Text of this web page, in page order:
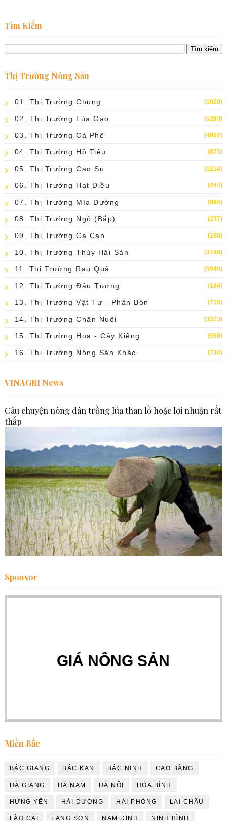
Tìm Kiếm
Thị Trường Nông Sản
01. Thị Trường Chung (1020)
02. Thị Trường Lúa Gạo (5283)
03. Thị Trường Cà Phê (4067)
04. Thị Trường Hồ Tiêu (873)
05. Thị Trường Cao Su (1214)
06. Thị Trường Hạt Điều (444)
07. Thị Trường Mía Đường (984)
08. Thị Trường Ngô (bắp) (237)
09. Thị Trường Ca Cao (160)
10. Thị Trường Thủy Hải Sản (3748)
11. Thị Trường Rau Quả (5949)
12. Thị Trường Đậu Tương (184)
13. Thị Trường Vật Tư - Phân Bón (715)
14. Thị Trường Chăn Nuôi (3373)
15. Thị Trường Hoa - Cây Kiểng (568)
16. Thị Trường Nông Sản Khác (734)
VINAGRI News
Câu chuyện nông dân trồng lúa than lỗ hoặc lợi nhuận rất
thấp
Sponsor
GIÁ NÔNG SẢN
Miền Bắc
BẮC GIANG BẮC KẠN BẮC NINH CAO BẰNG
HÀ GIANG HÀ NAM HÀ NỘI HÒA BÌNH
HƯNG YÊN HẢI DƯƠNG HẢI PHÒNG LAI CHÂU
LÀO CAI LẠNG SƠN NAM ĐỊNH NINH BÌNH